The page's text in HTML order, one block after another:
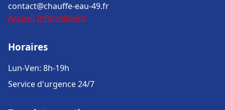
contact@chauffe-eau-49.fr
Accueil Informations
Horaires
Lun-Ven: 8h-19h
Service d'urgence 24/7